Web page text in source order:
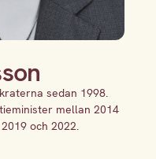
sedan 1998.
mellan 2014
och 2022.